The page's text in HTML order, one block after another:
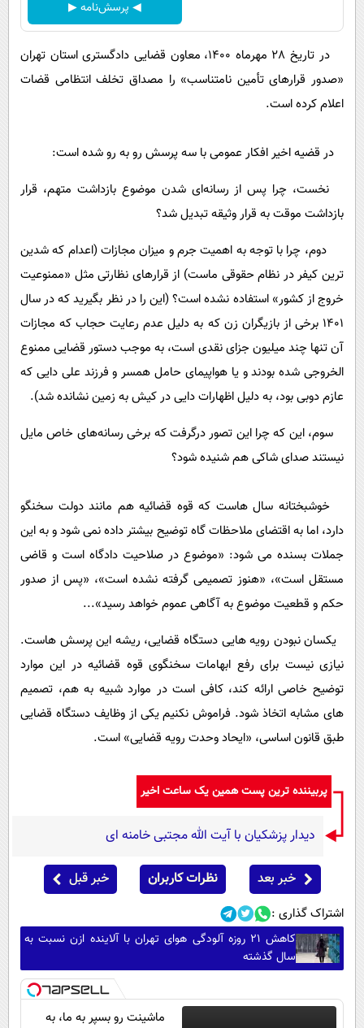
◀ پرسش‌نامه ▶
در تاریخ 28 مهرماه 1400، معاون قضایی دادگستری استان تهران
«صدور قرارهای تأمین نامتناسب» را مصداق تخلف انتظامی قضات
اعلام کرده است.
در قضیه اخیر افکار عمومی با سه پرسش رو به رو شده است:
نخست، چرا پس از رسانه‌ای شدن موضوع بازداشت متهم، قرار
بازداشت موقت به قرار وثیقه تبدیل شد؟
دوم، چرا با توجه به اهمیت جرم و میزان مجازات (اعدام که شدین
ترین کیفر در نظام حقوقی ماست) از قرارهای نظارتی مثل «ممنوعیت
خروج از کشور» استفاده نشده است؟ (این را در نظر بگیرید که در سال
1401 برخی از بازیگران زن که به دلیل عدم رعایت حجاب که مجازات
آن تنها چند میلیون جزای نقدی است، به موجب دستور قضایی ممنوع
الخروجی شده بودند و یا هواپیمای حامل همسر و فرزند علی دایی که
عازم دوبی بود، به دلیل اظهارات دایی در کیش به زمین نشانده شد).
سوم، این که چرا این تصور درگرفت که برخی رسانه‌های خاص مایل
نیستند صدای شاکی هم شنیده شود؟
خوشبختانه سال هاست که قوه قضائیه هم مانند دولت سخنگو
دارد، اما به اقتضای ملاحظات گاه توضیح بیشتر داده نمی شود و به این
جملات بسنده می شود: «موضوع در صلاحیت دادگاه است و قاضی
مستقل است»، «هنوز تصمیمی گرفته نشده است»، «پس از صدور
حکم و قطعیت موضوع به آگاهی عموم خواهد رسید»...
یکسان نبودن رویه هایی دستگاه قضایی، ریشه این پرسش هاست.
نیازی نیست برای رفع ابهامات سخنگوی قوه قضائیه در این موارد
توضیح خاصی ارائه کند، کافی است در موارد شبیه به هم، تصمیم
های مشابه اتخاذ شود. فراموش نکنیم یکی از وظایف دستگاه قضایی
طبق قانون اساسی، «ایحاد وحدت رویه قضایی» است.
پربیننده ترین پست همین یک ساعت اخیر
دیدار پزشکیان با آیت الله مجتبی خامنه ای
خبر بعد نظرات کاربران خبر قبل
اشتراک گذاری :
کاهش ۲۱ روزه آلودگی هوای تهران با آلاینده ازن نسبت به
سال گذشته
ماشینت رو بسپر به ما، به